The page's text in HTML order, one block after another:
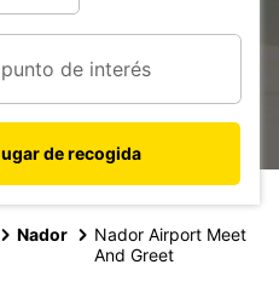
de recogida
Nador
Nador Airport Meet
And Greet